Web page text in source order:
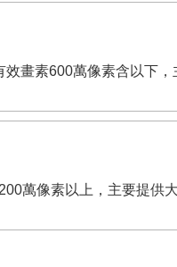
畫素600萬像素含以下，
萬像素以上，主要提供